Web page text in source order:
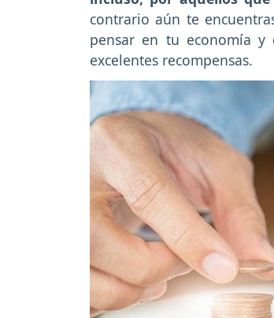
contrario aún te
pensar en tu economía
excelentes recompensas.